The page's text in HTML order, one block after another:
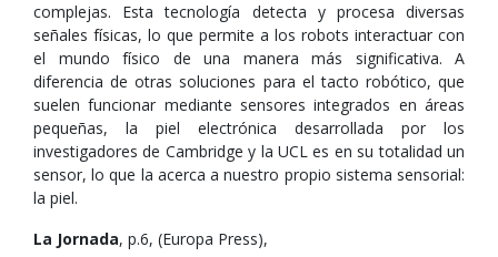
complejas. Esta tecnología detecta y procesa diversas
señales físicas, lo que permite a los robots interactuar con
el mundo físico de una manera más significativa. A
diferencia de otras soluciones para el tacto robótico, que
suelen funcionar mediante sensores integrados en áreas
pequeñas, la piel electrónica desarrollada por los
investigadores de Cambridge y la UCL es en su totalidad un
sensor, lo que la acerca a nuestro propio sistema sensorial:
la piel.
La Jornada, p.6, (Europa Press),